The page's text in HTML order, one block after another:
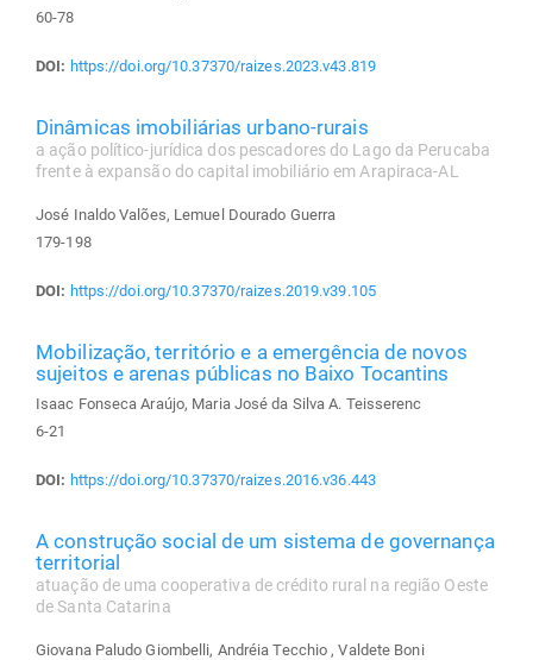
60-78
DOI: https://doi.org/10.37370/raizes.2023.v43.819
Dinâmicas imobiliárias urbano-rurais
a ação político-jurídica dos pescadores do Lago da Perucaba
frente à expansão do capital imobiliário em Arapiraca-AL
José Inaldo Valões, Lemuel Dourado Guerra
179-198
DOI: https://doi.org/10.37370/raizes.2019.v39.105
Mobilização, território e a emergência de novos
sujeitos e arenas públicas no Baixo Tocantins
Isaac Fonseca Araújo, Maria José da Silva A. Teisserenc
6-21
DOI: https://doi.org/10.37370/raizes.2016.v36.443
A construção social de um sistema de governança
territorial
atuação de uma cooperativa de crédito rural na região Oeste
de Santa Catarina
Giovana Paludo Giombelli, Andréia Tecchio , Valdete Boni